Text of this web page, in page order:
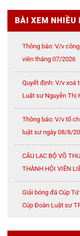
BÀI XEM NHIỀU
Thông báo: V/v
viên tháng 07/2026
Quyết định: V/v xoá
Luật sư Nguyễn Thị
Oanh
Thông báo: V/v tổ
luật sư ngày 08/8/
CÂU LẠC BỘ VÕ
THÀNH HỘI VIÊN
NỘI
Giải bóng đá Cúp
Cúp Đoàn Luật sư